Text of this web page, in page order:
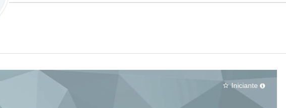
star_border Iniciante